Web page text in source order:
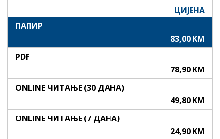
ЦИЈЕНА
ПАПИР
83,00 KM
PDF
78,90 KM
ONLINE ЧИТАЊЕ (30 ДАНА)
49,80 KM
ONLINE ЧИТАЊЕ (7 ДАНА)
24,90 KM